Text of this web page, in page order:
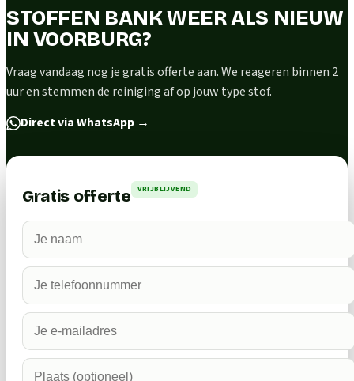
STOFFEN BANK WEER ALS NIEUW
IN VOORBURG?
Vraag vandaag nog je gratis offerte aan. We reageren binnen 2
uur en stemmen de reiniging af op jouw type stof.
Direct via WhatsApp →
Gratis offerte VRIJBLIJVEND